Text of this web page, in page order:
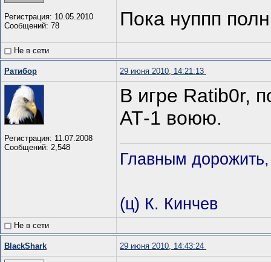
Регистрация: 10.05.2010
Сообщений: 78
Пока нуппп
Не в сети
Ратибор 29 июня 2010, 14:21:13
Регистрация: 11.07.2008
Сообщений: 2,548
В игре Ratib0r,
АТ-1 воюю.
Главным дорожить,
(ц) К. Кинчев
Не в сети
BlackShark 29 июня 2010, 14:43:24